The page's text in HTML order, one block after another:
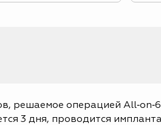
решаемое операцией
3 дня, проводится